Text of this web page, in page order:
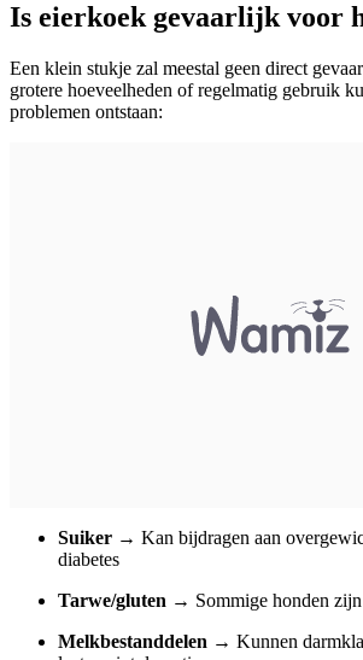
Is eierkoek gevaarlijk voor
Een klein stukje zal meestal geen direct
grotere hoeveelheden of regelmatig gebruik
problemen ontstaan:
Suiker → Kan bijdragen aan
diabetes
Tarwe/gluten → Sommige honden
Melkbestanddelen → Kunnen